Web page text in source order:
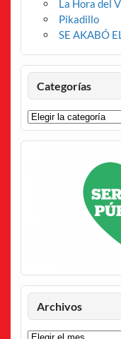
La Hora del
Pikadillo
SE AKABÓ
Categorías
Categorías
Archivos
Archivos